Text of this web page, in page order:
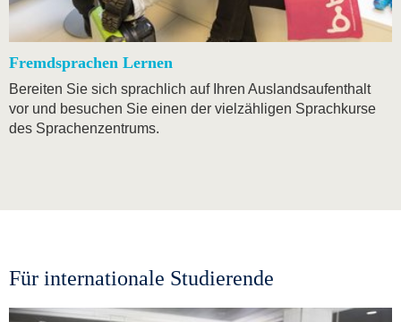
Fremdsprachen Lernen
Bereiten Sie sich sprachlich auf Ihren Auslandsaufenthalt
vor und besuchen Sie einen der vielzähligen Sprachkurse
des Sprachenzentrums.
Für internationale Studierende